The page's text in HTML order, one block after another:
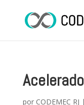
por CODEMEC RJ |